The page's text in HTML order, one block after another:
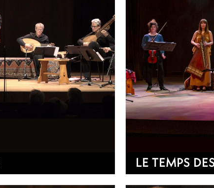
LE TEMPS